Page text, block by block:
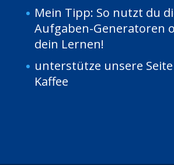
Mein Tipp: So nutzt du
Aufgaben-Generatoren
dein Lernen!
unterstütze unsere
Kaffee